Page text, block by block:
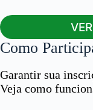
Como
Garantir sua
Veja como